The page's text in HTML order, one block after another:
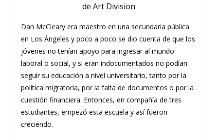
de Art Division
Dan McCleary era maestro en una secundaria pública
en Los Ángeles y poco a poco se dio cuenta de que los
jóvenes no tenían apoyo para ingresar al mundo
laboral o social, y si eran indocumentados no podían
seguir su educación a nivel universitario, tanto por la
política migratoria, por la falta de documentos o por la
cuestión financiera. Entonces, en compañía de tres
estudiantes, empezó esta escuela y así fueron
creciendo.